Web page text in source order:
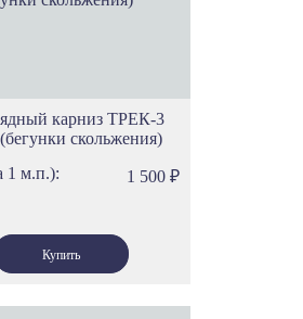
карниз ТРЕК-3
скольжения)
1 м.п.):
1 500 ₽